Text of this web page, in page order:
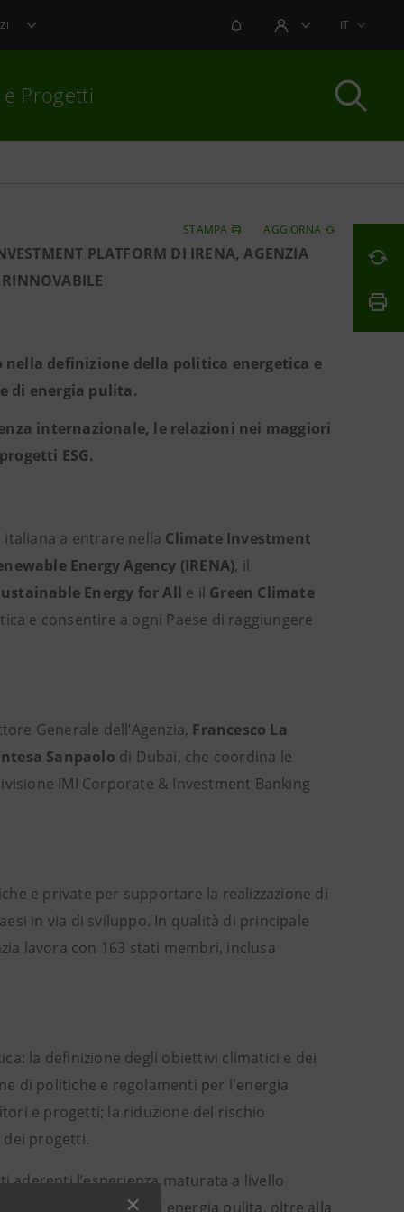
NOTIFICHEAREA UTENTEIT
e Progetti
STAMPA AGGIORNA
PLATFORM DI IRENA, AGENZIA
definizione della politica energetica e
di energia pulita.
internazionale, le relazioni nei maggiori
ESG.
italiana a entrare nella Climate Investment
Energy Agency (IRENA), il
Energy for All e il Green Climate
e consentire a ogni Paese di raggiungere
Generale dell’Agenzia, Francesco La
Sanpaolo di Dubai, che coordina le
IMI Corporate & Investment Banking
e private per supportare la realizzazione di
in via di sviluppo. In qualità di principale
lavora con 163 stati membri, inclusa
la definizione degli obiettivi climatici e dei
di politiche e regolamenti per l'energia
e progetti; la riduzione del rischio
dei progetti.
aderenti l’esperienza maturata a livello
per la produzione di energia pulita, oltre alla